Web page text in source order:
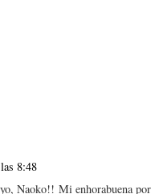
8:48
Naoko!! Mi enhorabuena por